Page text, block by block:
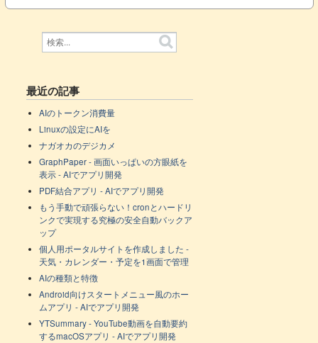
最近の記事
AIのトークン消費量
Linuxの設定にAIを
ナガオカのデジカメ
GraphPaper - 画面いっぱいの方眼紙を
表示 - AIでアプリ開発
PDF結合アプリ - AIでアプリ開発
もう手動で頑張らない！cronとハードリ
ンクで実現する究極の安全自動バックア
ップ
個人用ポータルサイトを作成しました -
天気・カレンダー・予定を1画面で管理
AIの種類と特徴
Android向けスタートメニュー風のホー
ムアプリ - AIでアプリ開発
YTSummary - YouTube動画を自動要約
するmacOSアプリ - AIでアプリ開発